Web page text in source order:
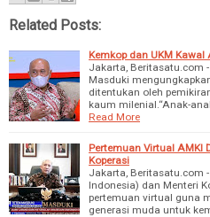
Related Posts:
Kemkop dan UKM
Jakarta, Beritasatu.com
Masduki
ditentukan oleh
kaum milenial.“Anak-
Read More
Pertemuan Virtual AMKI
Koperasi
Jakarta, Beritasatu.com
Indonesia) dan Menteri
pertemuan virtual guna
generasi muda untuk